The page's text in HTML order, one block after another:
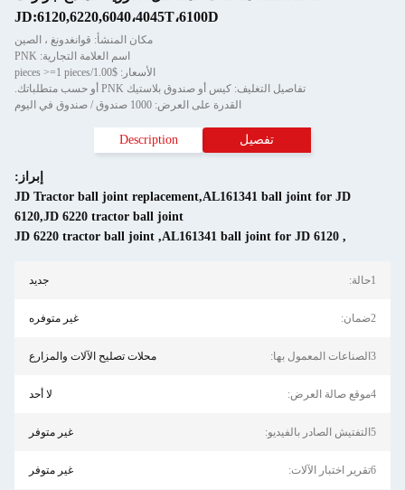
JD:6120,6220,6040،4045T،6100D
مكان المنشأ: قوانغدونغ ، الصين
اسم العلامة التجارية: PNK
الأسعار: $1.00/pieces >=1 pieces
تفاصيل التغليف: كيس أو صندوق بلاستيك PNK أو حسب متطلباتك.
القدرة على العرض: 1000 صندوق / صندوق في اليوم
تفصيل Description
إبراز:
JD Tractor ball joint replacement,AL161341 ball joint for JD
6120,JD 6220 tractor ball joint
,
AL161341 ball joint for JD 6120
,
JD 6220 tractor ball joint
1حالة: جديد
2ضمان: غير متوفره
3الصناعات المعمول بها: محلات تصليح الآلات والمزارع
4موقع صالة العرض: لا أحد
5التفتيش الصادر بالفيديو: غير متوفر
6تقرير اختبار الآلات: غير متوفر